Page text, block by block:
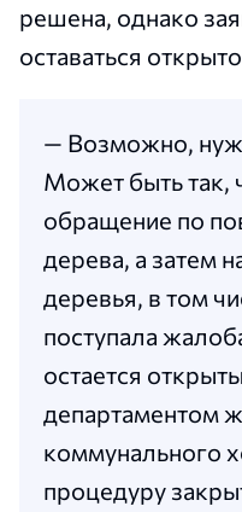
решена, однако
оставаться
— Возможно,
Может быть так,
обращение по
дерева, а затем
деревья, в том
поступала
остается
департаментом
коммунального
процедуру